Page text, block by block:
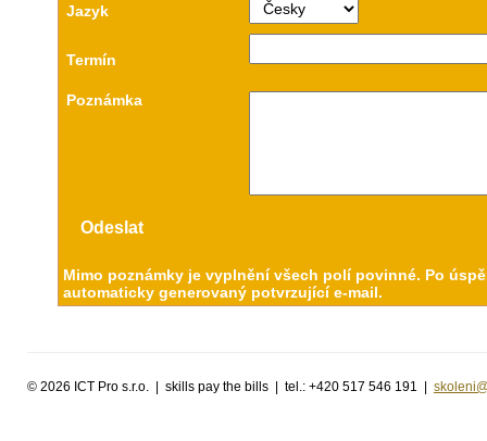
Jazyk
Termín
Poznámka
Mimo poznámky je vyplnění všech polí povinné. Po
automaticky generovaný potvrzující e-mail.
© 2026 ICT Pro s.r.o. | skills pay the bills | tel.: +420 517 546 191 |